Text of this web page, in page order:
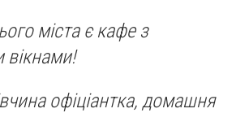
міста є кафе з
офіціантка, домашня